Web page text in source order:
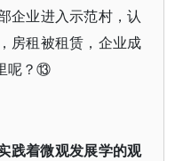
企业进入示范村，认
房租被租赁，企业成
呢？⑬
践着微观发展学的观